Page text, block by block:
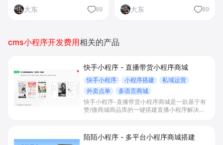
大东 89
大东
89
cms小程序开发费用相关的产品
快手小程序 - 直播带货小程序商城
快手小程序 小程序搭建
私域运营
外卖点单
多语言商城
快手小程序-直播带货小程序商城是一款基于有
赞/微商城商品库的一键搭建直播小程序解决方
短下单路径、沉淀私域会员并提升转化与复购。
陌陌小程序 - 多平台小程序商城搭建